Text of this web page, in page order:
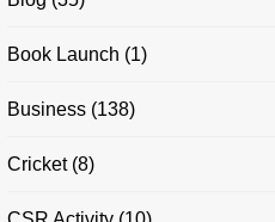
Book Launch (1)
Business (138)
Cricket(8)